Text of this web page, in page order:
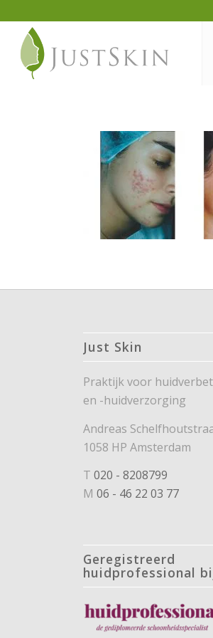
Just Skin
Praktijk voor
en -huidverzorging
Andreas
1058 HP Amsterdam
T020 - 8208799
M06 - 46 22 03 77
Geregistreerd
huidprofessional